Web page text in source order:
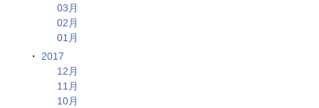
03月
02月
01月
2017
12月
11月
10月